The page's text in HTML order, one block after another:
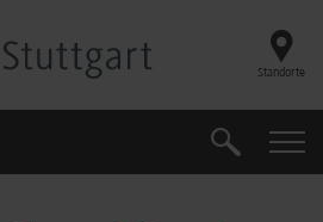
Standorte
Suche